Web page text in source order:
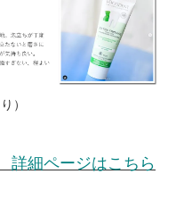
）
細ページはこちら